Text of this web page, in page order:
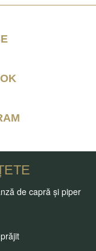
de capră și piper